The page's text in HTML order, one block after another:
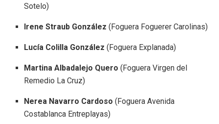
Sotelo)
Irene Straub González (Foguera Foguerer Carolinas)
Lucía Colilla González (Foguera Explanada)
Martina Albadalejo Quero (Foguera Virgen del
Remedio La Cruz)
Nerea Navarro Cardoso (Foguera Avenida
Costablanca Entreplayas)